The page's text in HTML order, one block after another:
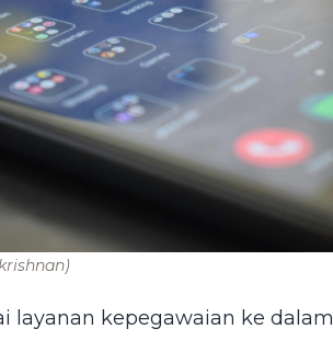
layanan kepegawaian ke dalam